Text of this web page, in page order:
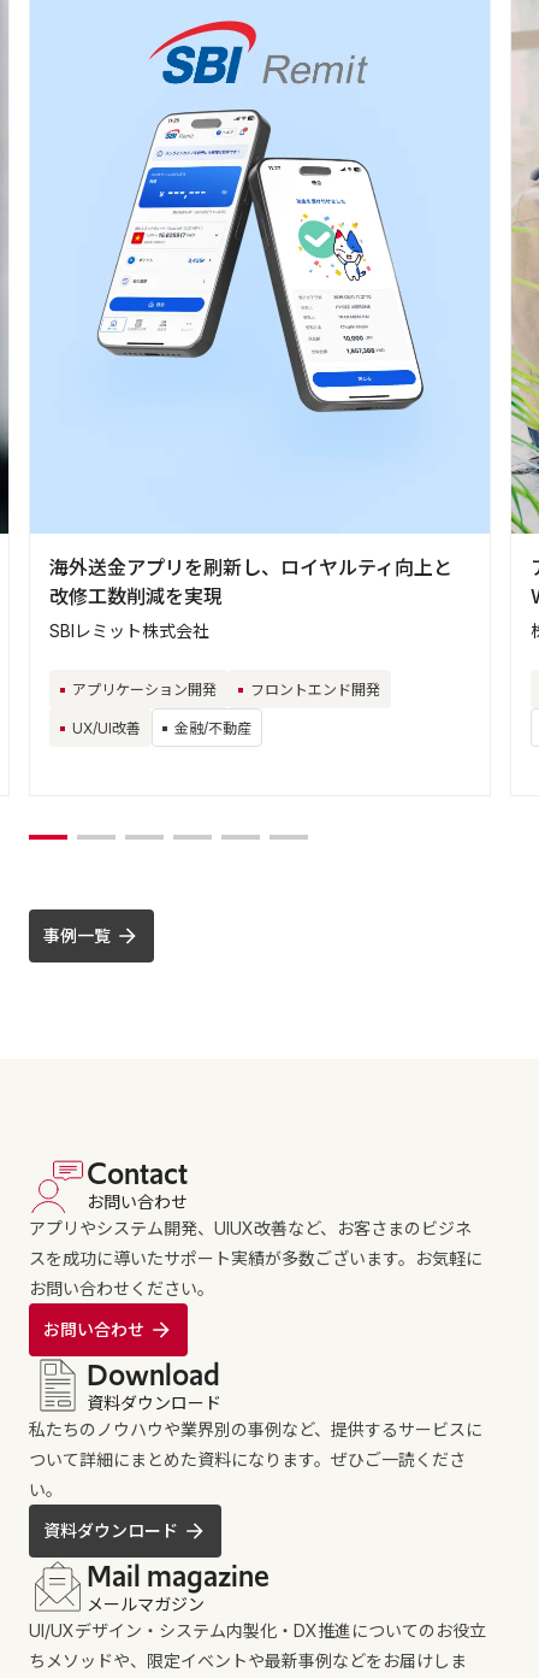
海外送金アプリを刷新し、ロイヤルティ向上と
改修工数削減を実現
SBIレミット株式会社
アプリケーション開発 フロントエンド開発
UX/UI改善 金融/不動産
事例一覧
Contact
お問い合わせ
アプリやシステム開発、UIUX改善など、お客さまのビジネ
スを成功に導いたサポート実績が多数ございます。お気軽に
お問い合わせください。
お問い合わせ
Download
資料ダウンロード
私たちのノウハウや業界別の事例など、提供するサービスに
ついて詳細にまとめた資料になります。ぜひご一読くださ
い。
資料ダウンロード
Mail magazine
メールマガジン
UI/UXデザイン・システム内製化・DX推進についてのお役立
ちメソッドや、限定イベントや最新事例などをお届けしま